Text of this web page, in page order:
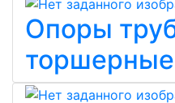
Опоры